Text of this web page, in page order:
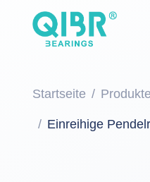
Startseite Produkte
Einreihige